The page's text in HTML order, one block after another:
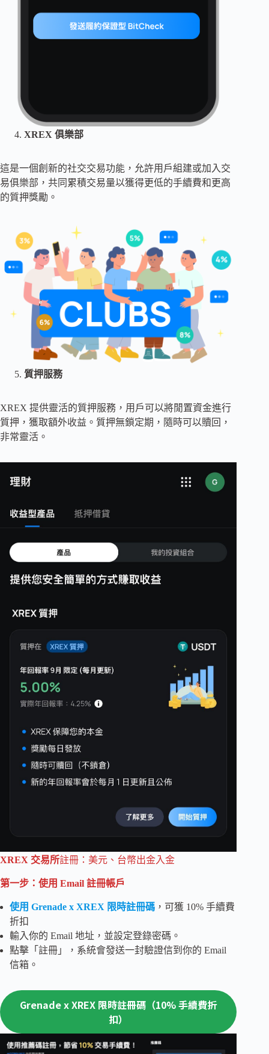
XREX 俱樂部
這是一個創新的社交交易功能，允許用戶組建或加入交
易俱樂部，共同累積交易量以獲得更低的手續費和更高
的質押獎勵。
質押服務
XREX 提供靈活的質押服務，用戶可以將閒置資金進行
質押，獲取額外收益。質押無鎖定期，隨時可以贖回，
非常靈活。
XREX 交易所註冊：美元、台幣出金入金
第一步：使用 Email 註冊帳戶
使用 Grenade x XREX 限時註冊碼 ，可獲 10% 手續費
折扣
輸入你的 Email 地址，並設定登錄密碼。
點擊「註冊」，系統會發送一封驗證信到你的 Email
信箱。
Grenade x XREX 限時註冊碼（10% 手續費折
扣）